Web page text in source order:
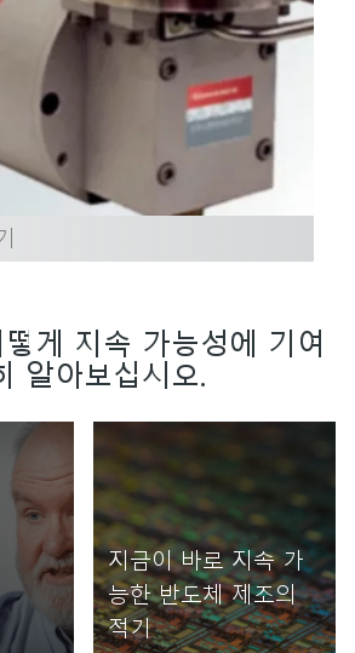
게 지속 가능성에 기여
알아보십시오.
지금이 바로 지속 가
능한 반도체 제조의
적기